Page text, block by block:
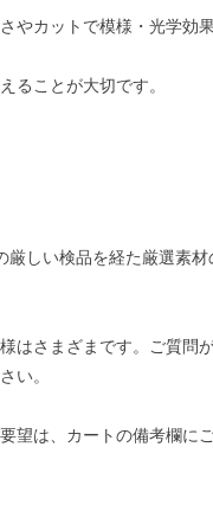
やカットで模様・光学効
ることが大切です。
厳しい検品を経た厳選素材
はさまざまです。ご質問
い。
望は、カートの備考欄に